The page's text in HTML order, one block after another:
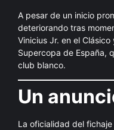
A pesar de un inicio
deteriorando tras
Vinicius Jr. en el
Supercopa de España,
club blanco.
Un
La oficialidad del